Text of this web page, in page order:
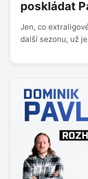
poskládat
Jen, co
další sezonu, už
Zimák kroutí
odchodem není
otázek kolem
v Pardubicích)
Zábranský svými
platy jsou
Dojde i na
to hemží samými
ne všichni se